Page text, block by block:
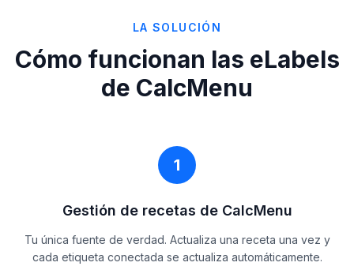
LA SOLUCIÓN
Cómo funcionan las eLabels
de CalcMenu
1
Gestión de recetas de CalcMenu
Tu única fuente de verdad. Actualiza una receta una vez y
cada etiqueta conectada se actualiza automáticamente.